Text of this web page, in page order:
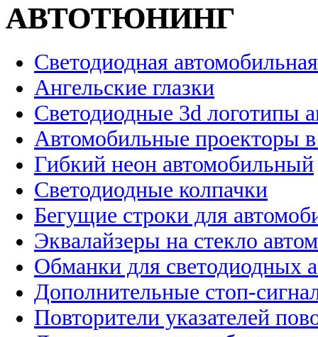
АВТОТЮНИНГ
Светодиодная
Ангельские глазки
Светодиодные 3d логотипы
Автомобильные проекторы
Гибкий неон автомобильный
Светодиодные колпачки
Бегущие строки для
Эквалайзеры на стекло
Обманки для светодиодных
Дополнительные стоп-
Повторители указателей